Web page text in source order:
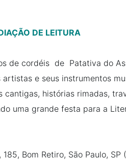
DE LEITURA
de cordéis de Patativa do
e seus instrumentos
cantigas, histórias rimadas,
uma grande festa para a
Bom Retiro, São Paulo, SP